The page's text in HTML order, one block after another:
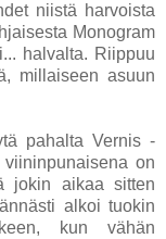
niistä harvoista
Monogram
halvalta. Riippuu
millaiseen asuun
pahalta Vernis -
on
jokin aikaa sitten
alkoi tuokin
kun vähän